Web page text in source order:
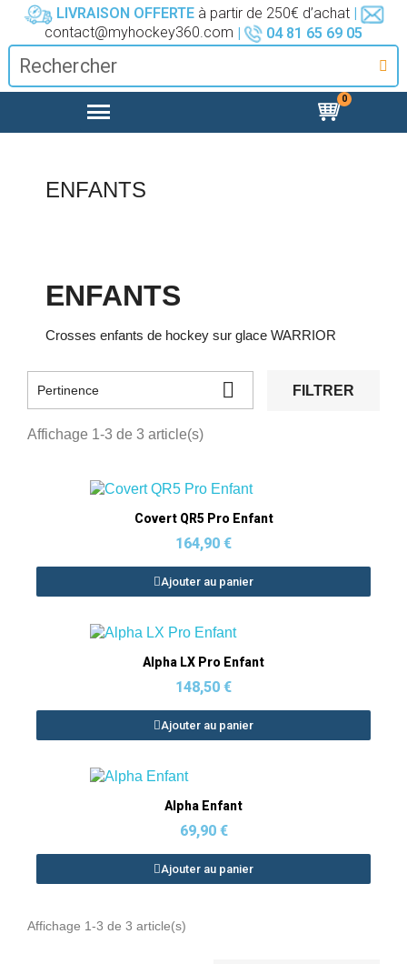
LIVRAISON OFFERTEà partir de 250€ d’achat
contact@myhockey360.com | 04 81 65 69 05
ENFANTS
ENFANTS
Crosses enfants de hockey sur glace WARRIOR
Pertinence  FILTRER
Affichage 1-3 de 3 article(s)
Aperçu rapide
Covert QR5 Pro Enfant
164,90 €
Ajouter au panier
Aperçu rapide
Alpha LX Pro Enfant
148,50 €
Ajouter au panier
Aperçu rapide
Alpha Enfant
69,90 €
Ajouter au panier
Affichage 1-3 de 3 article(s)